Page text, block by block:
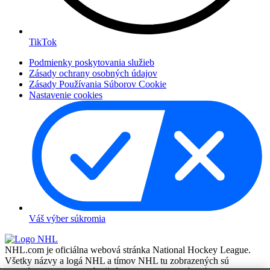
TikTok
Podmienky poskytovania služieb
Zásady ochrany osobných údajov
Zásady Používania Súborov Cookie
Nastavenie cookies
Váš výber súkromia
NHL.com je oficiálna webová stránka National Hockey League.
Všetky názvy a logá NHL a tímov NHL tu zobrazených sú